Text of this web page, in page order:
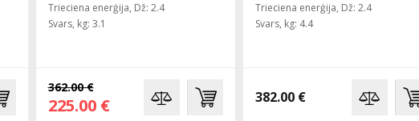
Trieciena enerģija, Dž: 2.4
Svars, kg: 3.1
362.00 €
225.00 €
Trieciena enerģija, Dž: 2.4
Svars, kg: 4.4
382.00 €